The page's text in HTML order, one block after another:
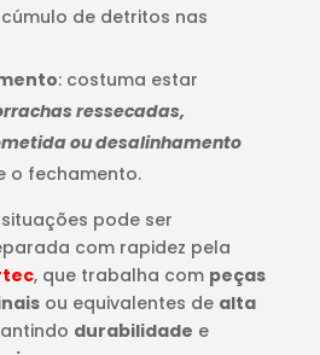
de detritos nas
: costuma estar
ressecadas,
ou desalinhamento
o fechamento.
pode ser
com rapidez pela
, que trabalha com peças
ou equivalentes de alta
durabilidade e